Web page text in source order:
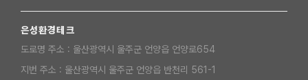
은성환경테크
도로명 주소 : 울산광역시 울주군 언양읍 언양로654
지번 주소 : 울산광역시 울주군 언양읍 반천리 561-1